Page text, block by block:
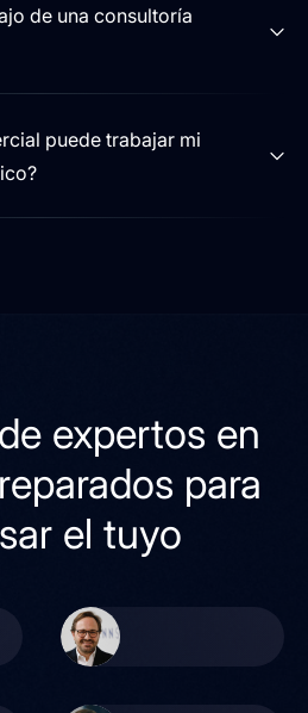
de una consultoría
puede trabajar mi
expertos en
para
el tuyo